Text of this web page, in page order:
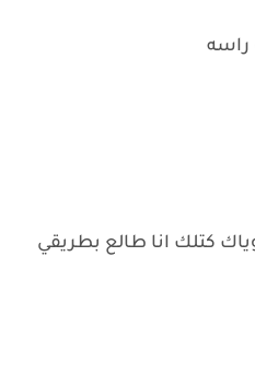
راسه
كتلك انا طالع بطريقي